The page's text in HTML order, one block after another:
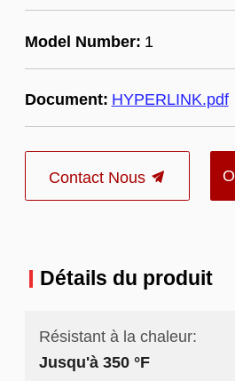
Model Number: 1
Document: HYPERLINK.pdf
Contact Nous
Détails du produit
Résistant à la chaleur:
Jusqu'à 350 °F